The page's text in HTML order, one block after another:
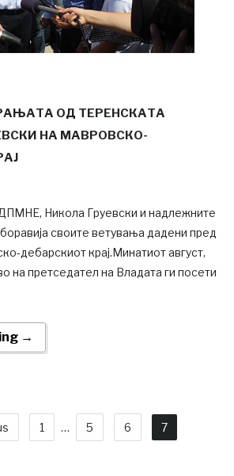
ОД ТЕРЕНСКАТА
НА МАВРОВСКО-
Никола Груевски и надлежните
своите ветувања дадени пред
дебарскиот крај.Минатиот август,
на претседател на Владата ги посети
→
1 … 5 6 7